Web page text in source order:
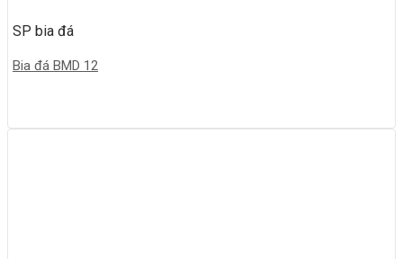
SP bia đá
Bia đá BMD 12